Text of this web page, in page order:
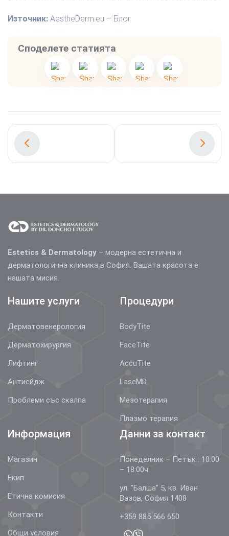
Източник: AestheDerm.eu – Блог
Споделете статията
Estetics & Dermatology – модерна естетична и
дерматологична клиника в София. Вашата красота е
нашата мисия.
Нашите услуги
Дерматовенерология
Дерматохирургия
Лифтинг
Антиейдж
Проблеми със скалпа
Процедури
BodyTite
FaceTite
AccuTite
LaseMD
Мезотерапия
Плазмо терапия
Информация
Магазин
Екип
Етична комисия
Контакти
Общи условия
Данни за контакт
Понеделник – Петък : 10:00
– 18:00ч.
ул. “Балша” 5, кв. Иван
Вазов, София 1408
+359 885 566 650